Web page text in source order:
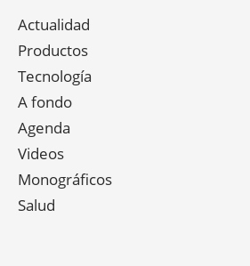
Actualidad
Productos
Tecnología
A fondo
Agenda
Videos
Monográficos
Salud